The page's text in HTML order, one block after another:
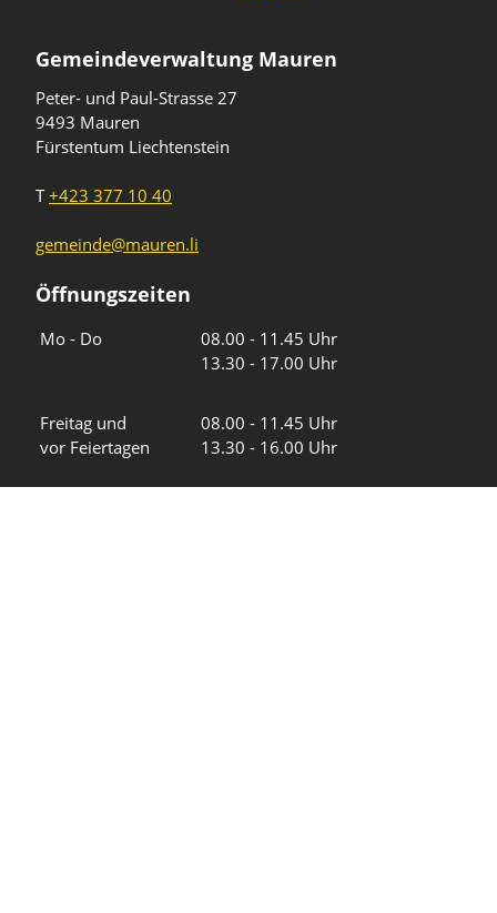
Gemeindeverwaltung Mauren
Peter- und Paul-Strasse 27
9493 Mauren
Fürstentum Liechtenstein
T+423 377 10 40
gemeinde@mauren.li
Öffnungszeiten
Mo - Do
08.00 - 11.45 Uhr
13.30 - 17.00 Uhr
Freitag und
vor Feiertagen
08.00 - 11.45 Uhr
13.30 - 16.00 Uhr